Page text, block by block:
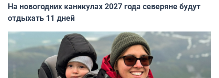
На новогодних каникулах 2027 года северяне будут
отдыхать 11 дней